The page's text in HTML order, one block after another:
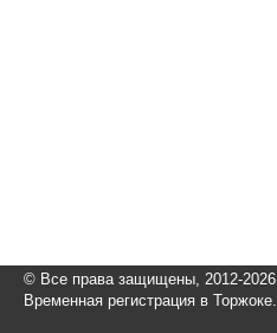
© Все права защищены, 2012-2026
Временная регистрация в Торжоке.